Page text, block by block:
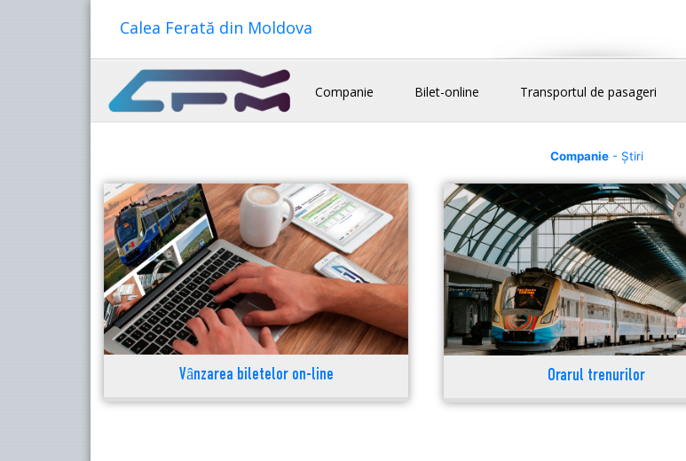
Calea Ferată din Moldova
Companie Bilet-online Transportul de pasageri
Companie- Știri
Vânzarea biletelor on-line Orarul trenurilor